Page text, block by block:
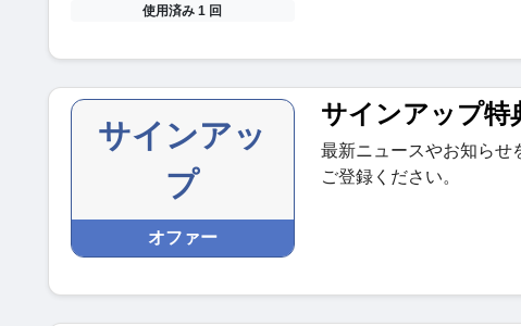
使用済み 1 回
サインアッ
プ
オファー
サインアップ特
最新ニュースやお知らせ
ご登録ください。